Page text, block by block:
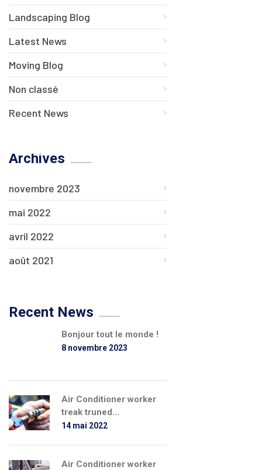
Landscaping Blog
Latest News
Moving Blog
Non classé
Recent News
Archives
novembre 2023
mai 2022
avril 2022
août 2021
Recent News
Bonjour tout le monde !
8 novembre 2023
Air Conditioner worker
treak truned...
14 mai 2022
Air Conditioner worker